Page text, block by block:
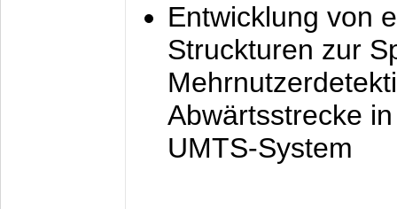
Entwicklung von
Struckturen zur
Abwärtsstrecke
UMTS-System